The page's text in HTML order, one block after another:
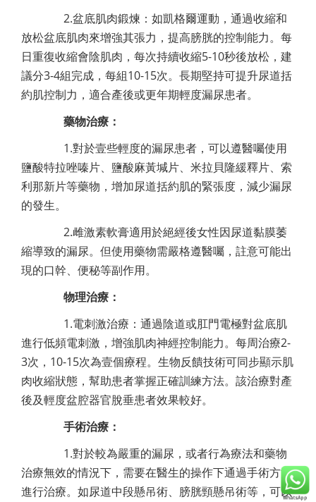
2.盆底肌肉鍛煉：如凱格爾運動，通過收縮和
放松盆底肌肉來增強其張力，提高膀胱的控制能力。每
日重復收縮會陰肌肉，每次持續收縮5-10秒後放松，建
議分3-4組完成，每組10-15次。長期堅持可提升尿道括
約肌控制力，適合產後或更年期輕度漏尿患者。
藥物治療：
1.對於壹些輕度的漏尿患者，可以遵醫囑使用
鹽酸特拉唑嗪片、鹽酸麻黃堿片、米拉貝隆緩釋片、索
利那新片等藥物，增加尿道括約肌的緊張度，減少漏尿
的發生。
2.雌激素軟膏適用於絕經後女性因尿道黏膜萎
縮導致的漏尿。但使用藥物需嚴格遵醫囑，註意可能出
現的口幹、便秘等副作用。
物理治療：
1.電刺激治療：通過陰道或肛門電極對盆底肌
進行低頻電刺激，增強肌肉神經控制能力。每周治療2-
3次，10-15次為壹個療程。生物反饋技術可同步顯示肌
肉收縮狀態，幫助患者掌握正確訓練方法。該治療對產
後及輕度盆腔器官脫垂患者效果較好。
手術治療：
1.對於較為嚴重的漏尿，或者行為療法和藥物
治療無效的情況下，需要在醫生的操作下通過手術方法
進行治療。如尿道中段懸吊術、膀胱頸懸吊術等，可以